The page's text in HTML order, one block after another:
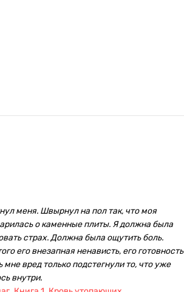
меня. Швырнул на пол так, что моя
о каменные плиты. Я должна была
страх. Должна была ощутить боль.
его внезапная ненависть, его готовность
мне вред только подстегнули то, что уже
внутри.